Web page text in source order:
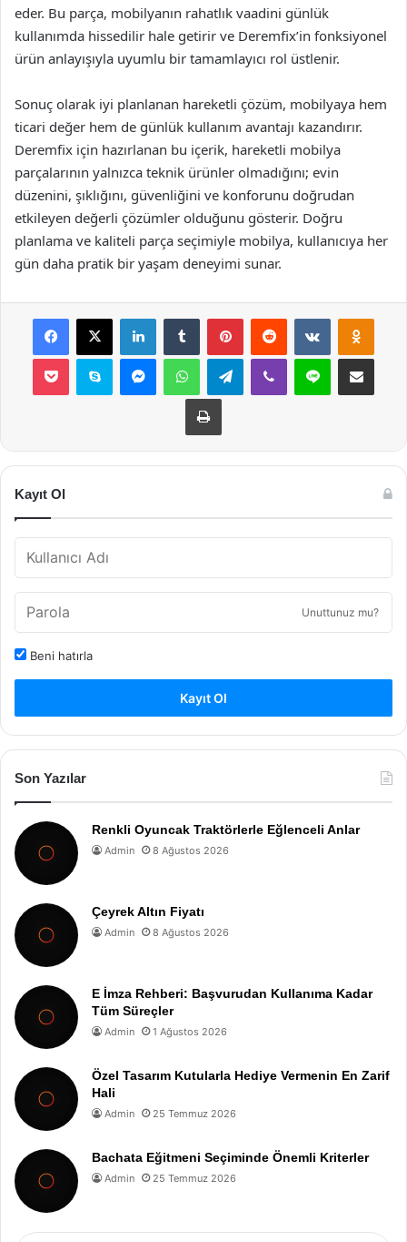
eder. Bu parça, mobilyanın rahatlık vaadini günlük
kullanımda hissedilir hale getirir ve Deremfix’in fonksiyonel
ürün anlayışıyla uyumlu bir tamamlayıcı rol üstlenir.
Sonuç olarak iyi planlanan hareketli çözüm, mobilyaya hem
ticari değer hem de günlük kullanım avantajı kazandırır.
Deremfix için hazırlanan bu içerik, hareketli mobilya
parçalarının yalnızca teknik ürünler olmadığını; evin
düzenini, şıklığını, güvenliğini ve konforunu doğrudan
etkileyen değerli çözümler olduğunu gösterir. Doğru
planlama ve kaliteli parça seçimiyle mobilya, kullanıcıya her
gün daha pratik bir yaşam deneyimi sunar.
Facebook
X LinkedInTumblr PinterestReddit VKontakte
Pocket Skype MessengerWhatsAppTelegramViber Line E-Posta ile
Yazdır
Kayıt Ol
Unuttunuz mu?
Beni hatırla
Kayıt Ol
Son Yazılar
Renkli Oyuncak Traktörlerle Eğlenceli Anlar
Admin 8 Ağustos 2026
Çeyrek Altın Fiyatı
Admin 8 Ağustos 2026
E İmza Rehberi: Başvurudan Kullanıma Kadar
Tüm Süreçler
Admin 1 Ağustos 2026
Özel Tasarım Kutularla Hediye Vermenin En Zarif
Hali
Admin 25 Temmuz 2026
Bachata Eğitmeni Seçiminde Önemli Kriterler
Admin 25 Temmuz 2026